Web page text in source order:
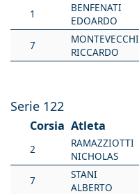
1
BENFENATI
EDOARDO
7
MONTEVECCHI
RICCARDO
Serie 122
Corsia Atleta
2
RAMAZZIOTTI
NICHOLAS
7
STANI
ALBERTO